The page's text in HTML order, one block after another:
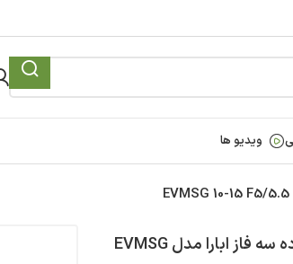
ویدیو ها
پمپ آب 7.5 اسب استيل ایستاده سه فاز ابارا مدل EVMSG